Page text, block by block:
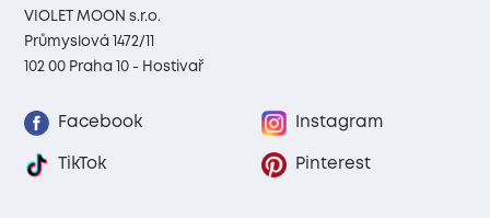
VIOLET MOON s.r.o.
Průmyslová 1472/11
102 00 Praha 10 - Hostivař
Facebook Instagram
TikTok Pinterest